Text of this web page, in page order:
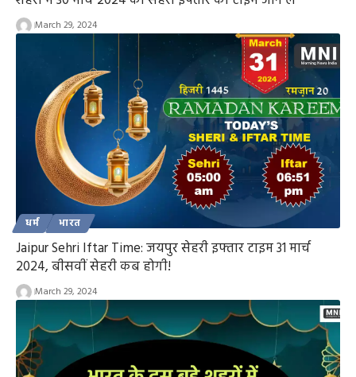
March 29, 2024
धर्म भारत
Jaipur Sehri Iftar Time: जयपुर सेहरी इफ्तार टाइम 31 मार्च
2024, बीसवीं सेहरी कब होगी!
March 29, 2024